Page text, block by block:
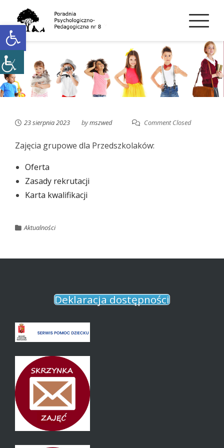
Open toolbar
content
23 sierpnia 2023 bymszwed Comment Closed
Zajęcia grupowe dla Przedszkolaków:
Oferta
Zasady rekrutacji
Karta kwalifikacji
Aktualności
Deklaracja dostępności